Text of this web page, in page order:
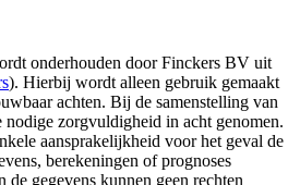
onderhouden door Finckers BV uit
). Hierbij wordt alleen gebruik gemaakt
achten. Bij de samenstelling van
nodige zorgvuldigheid in acht genomen.
aansprakelijkheid voor het geval de
berekeningen of prognoses
de gegevens kunnen geen rechten